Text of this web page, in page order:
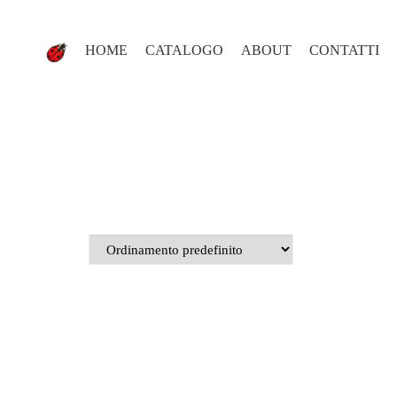
HOME CATALOGO ABOUT CONTATTI